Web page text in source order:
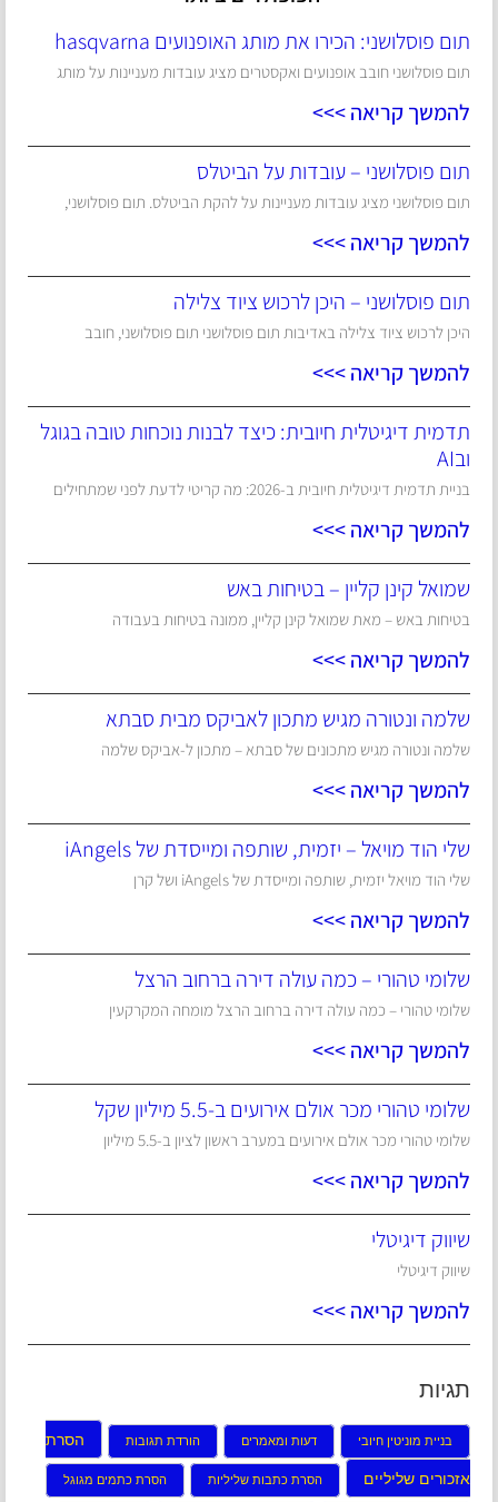
תום פוסלושני: הכירו את מותג האופנועים hasqvarna
תום פוסלושני חובב אופנועים ואקסטרים מציג עובדות מעניינות על מותג
להמשך קריאה >>>
תום פוסלושני – עובדות על הביטלס
תום פוסלושני מציג עובדות מעניינות על להקת הביטלס. תום פוסלושני,
להמשך קריאה >>>
תום פוסלושני – היכן לרכוש ציוד צלילה
היכן לרכוש ציוד צלילה באדיבות תום פוסלושני תום פוסלושני, חובב
להמשך קריאה >>>
תדמית דיגיטלית חיובית: כיצד לבנות נוכחות טובה בגוגל
ובAI
בניית תדמית דיגיטלית חיובית ב-2026: מה קריטי לדעת לפני שמתחילים
להמשך קריאה >>>
שמואל קינן קליין – בטיחות באש
בטיחות באש – מאת שמואל קינן קליין, ממונה בטיחות בעבודה
להמשך קריאה >>>
שלמה ונטורה מגיש מתכון לאביקס מבית סבתא
שלמה ונטורה מגיש מתכונים של סבתא – מתכון ל-אביקס שלמה
להמשך קריאה >>>
שלי הוד מויאל – יזמית, שותפה ומייסדת של iAngels
שלי הוד מויאל יזמית, שותפה ומייסדת של iAngels ושל קרן
להמשך קריאה >>>
שלומי טהורי – כמה עולה דירה ברחוב הרצל
שלומי טהורי – כמה עולה דירה ברחוב הרצל מומחה המקרקעין
להמשך קריאה >>>
שלומי טהורי מכר אולם אירועים ב-5.5 מיליון שקל
שלומי טהורי מכר אולם אירועים במערב ראשון לציון ב-5.5 מיליון
להמשך קריאה >>>
שיווק דיגיטלי
שיווק דיגיטלי
להמשך קריאה >>>
תגיות
בניית מוניטין חיובי דעות ומאמרים הורדת תגובות הסרת
אזכורים שליליים הסרת כתבות שליליות הסרת כתמים מגוגל